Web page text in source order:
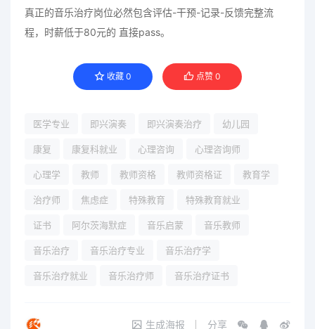
真正的音乐治疗岗位必然包含评估-干预-记录-反馈完整流
程，时薪低于80元的 直接pass。
收藏 0 点赞 0
医学专业 即兴演奏 即兴演奏治疗 幼儿园
康复 康复科就业 心理咨询 心理咨询师
心理学 教师 教师资格 教师资格证 教育学
治疗师 焦虑症 特殊教育 特殊教育就业
证书 阿尔茨海默症 音乐启蒙 音乐教师
音乐治疗 音乐治疗专业 音乐治疗学
音乐治疗就业 音乐治疗师 音乐治疗证书
生成海报 分享